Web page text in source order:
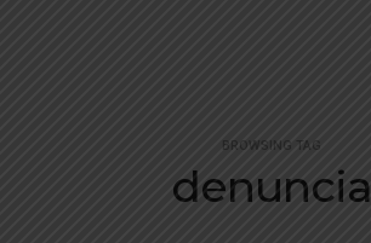
BROWSING TAG
denuncia